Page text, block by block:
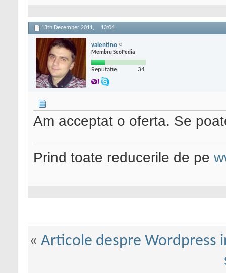
13th December 2011, 13:04
valentino
Membru SeoPedia
Reputatie: 34
Am acceptat o oferta. Se
Prind toate reducerile de pe
« Articole despre Wordpress